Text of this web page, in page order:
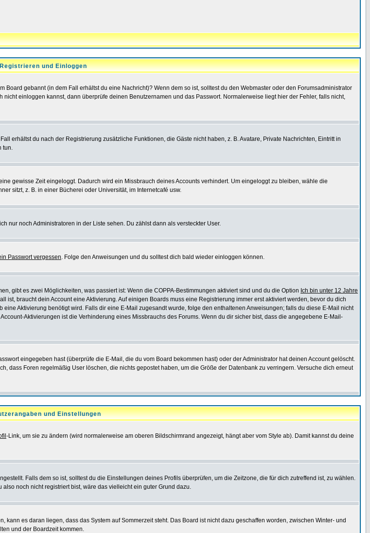
Registrieren und Einloggen
gebannt (in dem Fall erhältst du eine Nachricht)? Wenn dem so ist, solltest du den Webmaster oder den Forumsadministrator
einloggen kannst, dann überprüfe deinen Benutzernamen und das Passwort. Normalerweise liegt hier der Fehler, falls nicht,
erhältst du nach der Registrierung zusätzliche Funktionen, die Gäste nicht haben, z. B. Avatare, Private Nachrichten, Eintritt in
tun.
gewisse Zeit eingeloggt. Dadurch wird ein Missbrauch deines Accounts verhindert. Um eingeloggt zu bleiben, wähle die
sitzt, z. B. in einer Bücherei oder Universität, im Internetcafé usw.
nur noch Administratoren in der Liste sehen. Du zählst dann als versteckter User.
Passwort vergessen. Folge den Anweisungen und du solltest dich bald wieder einloggen können.
gibt es zwei Möglichkeiten, was passiert ist: Wenn die COPPA-Bestimmungen aktiviert sind und du die Option Ich bin unter 12 Jahre
braucht dein Account eine Aktivierung. Auf einigen Boards muss eine Registrierung immer erst aktiviert werden, bevor du dich
Aktivierung benötigt wird. Falls dir eine E-Mail zugesandt wurde, folge den enthaltenen Anweisungen; falls du diese E-Mail nicht
Aktivierungen ist die Verhinderung eines Missbrauchs des Forums. Wenn du dir sicher bist, dass die angegebene E-Mail-
eingegeben hast (überprüfe die E-Mail, die du vom Board bekommen hast) oder der Administrator hat deinen Account gelöscht.
dass Foren regelmäßig User löschen, die nichts gepostet haben, um die Größe der Datenbank zu verringern. Versuche dich erneut
und Einstellungen
-Link, um sie zu ändern (wird normalerweise am oberen Bildschirmrand angezeigt, hängt aber vom Style ab). Damit kannst du deine
Falls dem so ist, solltest du die Einstellungen deines Profils überprüfen, um die Zeitzone, die für dich zutreffend ist, zu wählen.
noch nicht registriert bist, wäre das vielleicht ein guter Grund dazu.
es daran liegen, dass das System auf Sommerzeit steht. Das Board ist nicht dazu geschaffen worden, zwischen Winter- und
und der Boardzeit kommen.